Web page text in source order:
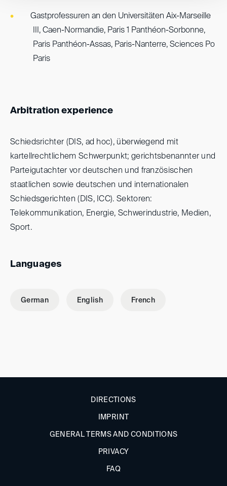
Gastprofessuren an den Universitäten Aix-Marseille
III, Caen-Normandie, Paris 1 Panthéon-Sorbonne,
Paris Panthéon-Assas, Paris-Nanterre, Sciences Po
Paris
Arbitration experience
Schiedsrichter (DIS, ad hoc), überwiegend mit
kartellrechtlichem Schwerpunkt; gerichtsbenannter und
Parteigutachter vor deutschen und französischen
staatlichen sowie deutschen und internationalen
Schiedsgerichten (DIS, ICC). Sektoren:
Telekommunikation, Energie, Schwerindustrie, Medien,
Sport.
Languages
German English French
DIRECTIONS
IMPRINT
GENERAL TERMS AND CONDITIONS
PRIVACY
FAQ